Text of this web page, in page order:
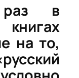
раз в
на то,